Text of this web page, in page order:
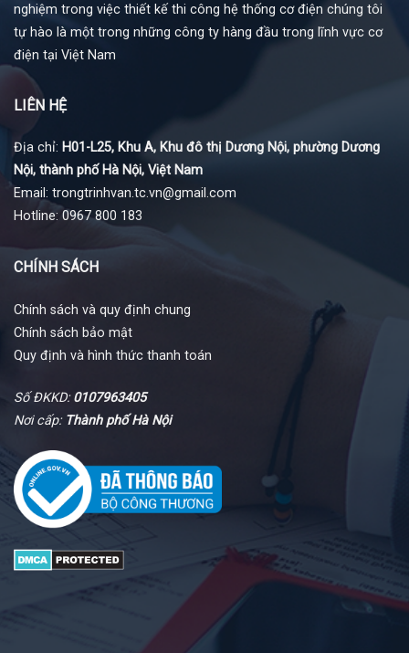
nghiệm trong việc thiết kế thi công hệ thống cơ điện chúng tôi
tự hào là một trong những công ty hàng đầu trong lĩnh vực cơ
điện tại Việt Nam
LIÊN HỆ
Địa chỉ: H01-L25, Khu A, Khu đô thị Dương Nội, phường Dương
Nội, thành phố Hà Nội, Việt Nam
Email: trongtrinhvan.tc.vn@gmail.com
Hotline: 0967 800 183
CHÍNH SÁCH
Chính sách và quy định chung
Chính sách bảo mật
Quy định và hình thức thanh toán
Số ĐKKD:0107963405
Nơi cấp: Thành phố Hà Nội